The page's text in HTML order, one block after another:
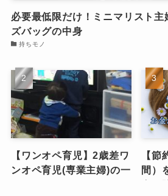
必要最低限だけ！ミニマリスト
ズバッグの中身
持ちモノ
【ワンオペ育児】2歳差ワ
ンオペ育児(専業主婦)の一
【
間）